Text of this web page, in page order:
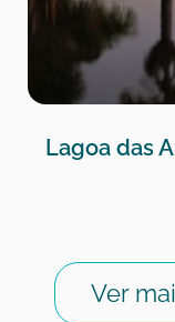
Lagoa das
Ver